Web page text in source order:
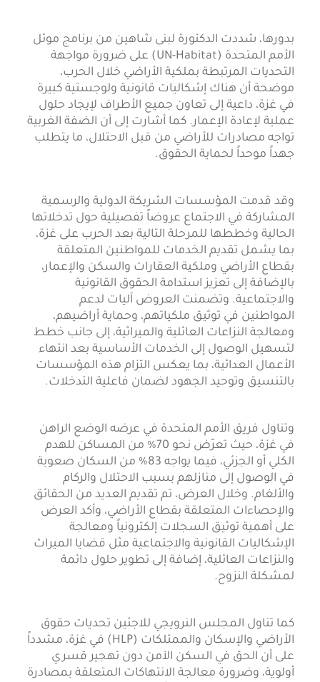
بدورها، شددت الدكتورة لبنى شاهين من برنامج موئل
الأمم المتحدة (UN-Habitat) على ضرورة مواجهة
التحديات المرتبطة بملكية الأراضي خلال الحرب،
موضحة أن هناك إشكاليات قانونية ولوجستية كبيرة
في غزة، داعية إلى تعاون جميع الأطراف لإيجاد حلول
عملية لإعادة الإعمار. كما أشارت إلى أن الضفة الغربية
تواجه مصادرات للأراضي من قبل الاحتلال، ما يتطلب
جهداً موحداً لحماية الحقوق.
وقد قدمت المؤسسات الشريكة الدولية والرسمية
المشاركة في الاجتماع عروضاً تفصيلية حول تدخلاتها
الحالية وخططها للمرحلة التالية بعد الحرب على غزة،
بما يشمل تقديم الخدمات للمواطنين المتعلقة
بقطاع الأراضي وملكية العقارات والسكن والإعمار،
بالإضافة إلى تعزيز استدامة الحقوق القانونية
والاجتماعية. وتضمنت العروض آليات لدعم
المواطنين في توثيق ملكياتهم، وحماية أراضيهم،
ومعالجة النزاعات العائلية والميراثية، إلى جانب خطط
لتسهيل الوصول إلى الخدمات الأساسية بعد انتهاء
الأعمال العدائية، بما يعكس التزام هذه المؤسسات
بالتنسيق وتوحيد الجهود لضمان فاعلية التدخلات.
وتناول فريق الأمم المتحدة في عرضه الوضع الراهن
في غزة، حيث تعرّض نحو 70% من المساكن للهدم
الكلي أو الجزئي، فيما يواجه 83% من السكان صعوبة
في الوصول إلى منازلهم بسبب الاحتلال والركام
والألغام. وخلال العرض، تم تقديم العديد من الحقائق
والإحصاءات المتعلقة بقطاع الأراضي، وأكد العرض
على أهمية توثيق السجلات إلكترونياً ومعالجة
الإشكاليات القانونية والاجتماعية مثل قضايا الميراث
والنزاعات العائلية، إضافة إلى تطوير حلول دائمة
لمشكلة النزوح.
كما تناول المجلس النرويجي للاجئين تحديات حقوق
الأراضي والإسكان والممتلكات (HLP) في غزة، مشدداً
على أن الحق في السكن الآمن دون تهجير قسري
أولوية، وضرورة معالجة الانتهاكات المتعلقة بمصادرة